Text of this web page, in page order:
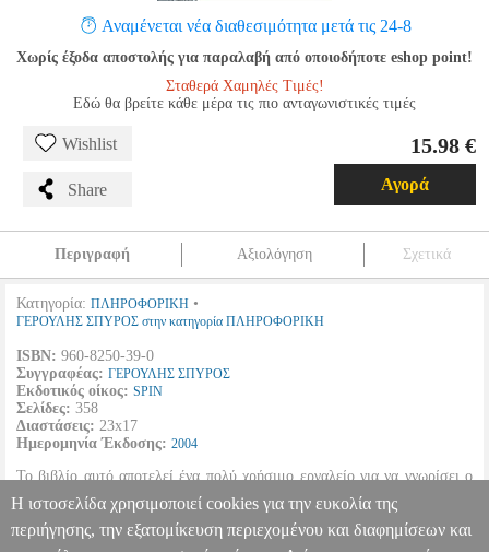
Αναμένεται νέα διαθεσιμότητα μετά τις 24-8
Χωρίς έξοδα αποστολής για παραλαβή από οποιοδήποτε eshop point!
Σταθερά Χαμηλές Τιμές!
Εδώ θα βρείτε κάθε μέρα τις πιο ανταγωνιστικές τιμές
Wishlist
Share
15.98 €
Αγορά
Περιγραφή Αξιολόγηση Σχετικά
Κατηγορία: ΠΛΗΡΟΦΟΡΙΚΗ •
ΓΕΡΟΥΛΗΣ ΣΠΥΡΟΣ στην κατηγορία ΠΛΗΡΟΦΟΡΙΚΗ
ISBN: 960-8250-39-0
Συγγραφέας: ΓΕΡΟΥΛΗΣ ΣΠΥΡΟΣ
Εκδοτικός οίκος: SPIN
Σελίδες: 358
Διαστάσεις: 23x17
Ημερομηνία Έκδοσης: 2004
Το βιβλίο αυτό αποτελεί ένα πολύ χρήσιμο εργαλείο για να γνωρίσει ο
αναγνώστης τη γλώσσα. Είναι γραμμένο απλά και περιέχει πλήθος
παραδειγμάτων.
Η ιστοσελίδα χρησιμοποιεί cookies για την ευκολία της
περιήγησης, την εξατομίκευση περιεχομένου και διαφημίσεων και